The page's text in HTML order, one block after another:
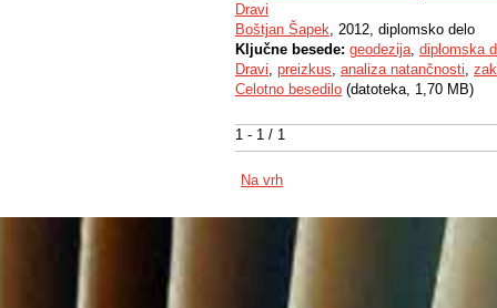
1 - 1 / 1
Dravi
Boštjan Šapek, 2012, diplomsko delo
Ključne besede: geodezija, diplomska
Dravi, preizkus, analiza natančnosti,
Celotno besedilo (datoteka, 1,70 MB)
Na vrh